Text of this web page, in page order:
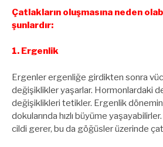
Çatlakların oluşmasına neden
şunlardır:
1. Ergenlik
Ergenler ergenliğe girdikten sonra
değişiklikler yaşarlar. Hormonlardaki
değişiklikleri tetikler. Ergenlik
dokularında hızlı büyüme
cildi gerer, bu da göğüsler üzerinde